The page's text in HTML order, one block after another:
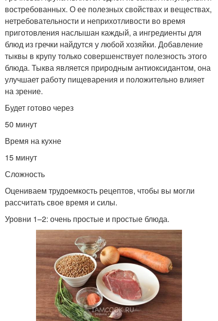
востребованных. О ее полезных свойствах и веществах,
нетребовательности и неприхотливости во время
приготовления наслышан каждый, а ингредиенты для
блюд из гречки найдутся у любой хозяйки. Добавление
тыквы в крупу только совершенствует полезность этого
блюда. Тыква является природным антиоксидантом, она
улучшает работу пищеварения и положительно влияет
на зрение.
Будет готово через
50 минут
Время на кухне
15 минут
Сложность
Оцениваем трудоемкость рецептов, чтобы вы могли
рассчитать свое время и силы.
Уровни 1–2: очень простые и простые блюда.